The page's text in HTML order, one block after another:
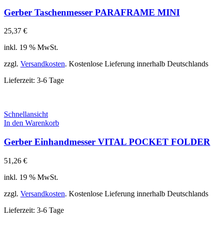
Gerber Taschenmesser PARAFRAME MINI
25,37 €
inkl. 19 % MwSt.
zzgl. Versandkosten. Kostenlose Lieferung innerhalb Deutschlands
Lieferzeit: 3-6 Tage
Schnellansicht
In den Warenkorb
Gerber Einhandmesser VITAL POCKET FOLDER
51,26 €
inkl. 19 % MwSt.
zzgl. Versandkosten. Kostenlose Lieferung innerhalb Deutschlands
Lieferzeit: 3-6 Tage